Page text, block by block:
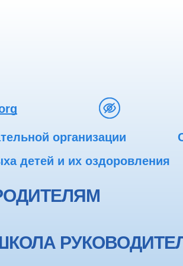
организации
детей и их оздоровления